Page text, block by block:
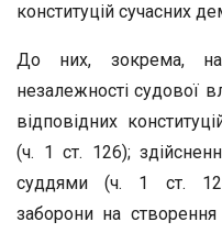
конституцій сучасних
До них, зокрема,
незалежності судової
відповідних
(ч. 1 ст. 126);
суддями (ч. 1 ст.
заборони на